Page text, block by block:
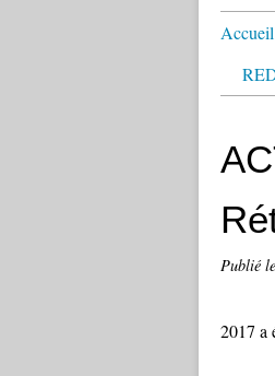
Accueil
Publié le
2017 a